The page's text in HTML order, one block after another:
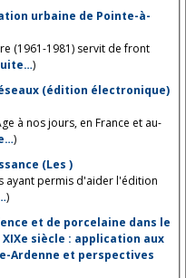
urbaine de Pointe-à-
(1961-1981) servit de front
)
(édition électronique)
à nos jours, en France et au-
)
(Les )
ayant permis d'aider l'édition
)
et de porcelaine dans le
XIXe siècle : application aux
Ardenne et perspectives